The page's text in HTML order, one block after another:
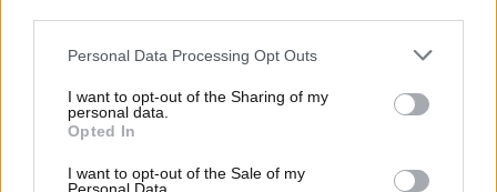
Personal Data Processing Opt Outs
I want to opt-out of the Sharing of my
personal data.
Opted In
I want to opt-out of the Sale of my
dettagli
Transport & Environment è la più importante
organizzazione indipendente europea per quanto
concerne la completa decarbonizzazione dei
portato alla luce dati inquietanti. Il dietrofront